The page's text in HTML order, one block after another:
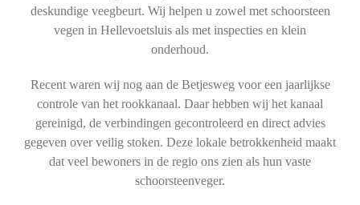
deskundige veegbeurt. Wij helpen u zowel met schoorsteen
vegen in Hellevoetsluis als met inspecties en klein
onderhoud.
Recent waren wij nog aan de Betjesweg voor een jaarlijkse
controle van het rookkanaal. Daar hebben wij het kanaal
gereinigd, de verbindingen gecontroleerd en direct advies
gegeven over veilig stoken. Deze lokale betrokkenheid maakt
dat veel bewoners in de regio ons zien als hun vaste
schoorsteenveger.